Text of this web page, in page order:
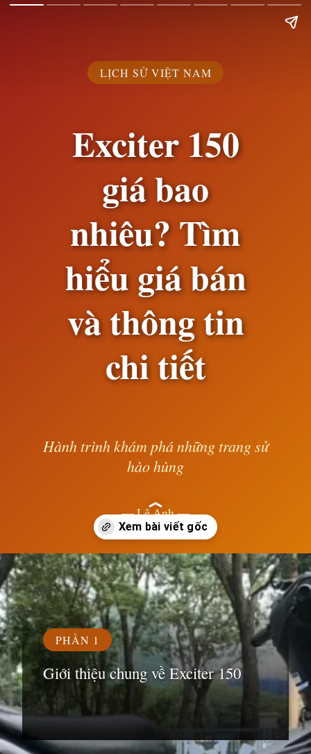
LỊCH SỬ VIỆT NAM
Exciter 150
giá bao
nhiêu? Tìm
hiểu giá bán
và thông tin
chi tiết
Hành trình khám phá những trang sử
hào hùng
— Lê Anh —
Đang mở https://susach.edu.vn/exciter-150-gia-bao-nhieu
PHẦN 1
Giới thiệu chung về Exciter 150